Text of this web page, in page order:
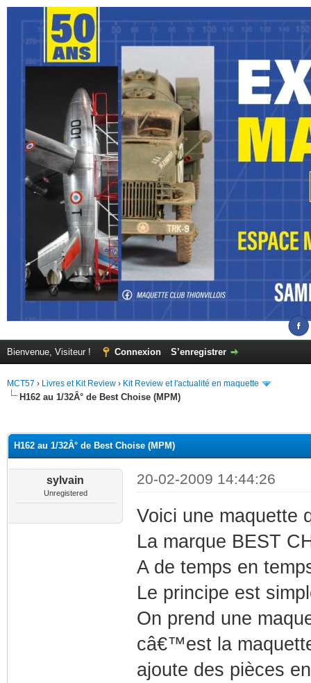
Bienvenue, Visiteur ! Connexion S’enregistrer
MCT57 › Livres et Kit Review › Kit Review et l'actualité en maquette
H162 au 1/32Â° de Best Choise (MPM)
H162 au 1/32Â° de Best Choise (MPM)
sylvain
Unregistered
20-02-2009 14:44:26
Voici une maquette
La marque BEST
A de temps en
Le principe est
On prend une
câ€™est la
ajoute des pièces